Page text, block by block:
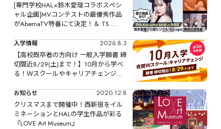
[専門学校HAL×鈴木愛理コラボスペシ
ャル企画]MVコンテストの最優秀作品
がAbemaTV特番にて決定！＆ TS
グルがO.A.！
入学情報
2026.8.3
【高校既卒者の方向け 一般入学願書 締
切間近8/29(土)まで！】10月から学べ
る！Ｗスクールやキャリアチェンジな
お知らせ
2020.12.8
クリスマスまで開催中！西新宿をイル
ミネーションとHALの学生作品が彩る
『LOVE Art Museum』